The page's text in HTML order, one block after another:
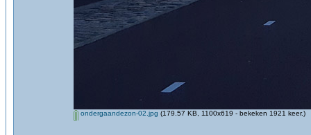
ondergaandezon-02.jpg (179.57 KB, 1100x619 - bekeken 1921 keer.)